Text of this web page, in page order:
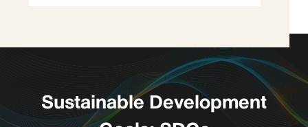
Sustainable Development